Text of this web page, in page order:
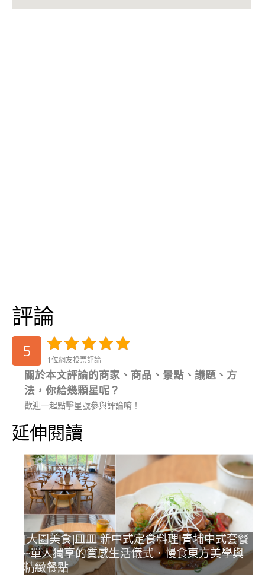
評論
5 1位網友投票評論
關於本文評論的商家、商品、景點、議題、方
法，你給幾顆星呢？
歡迎一起點擊星號參與評論唷！
延伸閱讀
[大園美食]皿皿 新中式定食料理|青埔中式套餐
~單人獨享的質感生活儀式．慢食東方美學與
精緻餐點